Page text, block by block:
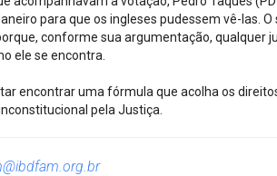
para que os ingleses pudessem vê-las.
conforme sua argumentação, qualquer
ele se encontra.
encontrar uma fórmula que acolha os
pela Justiça.